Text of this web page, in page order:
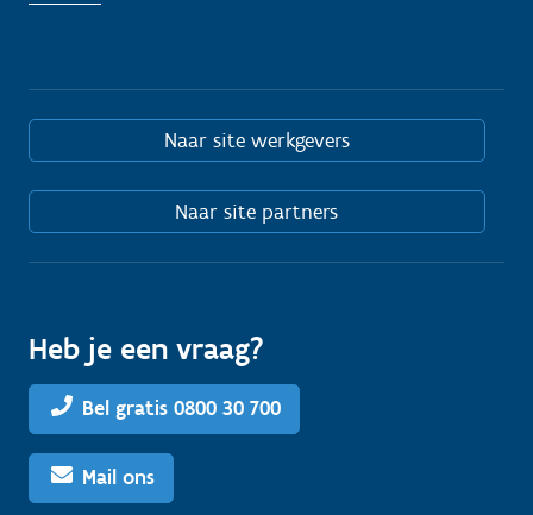
Naar site werkgevers
Naar site partners
Heb je een vraag?
Bel gratis 0800 30 700
Mail ons